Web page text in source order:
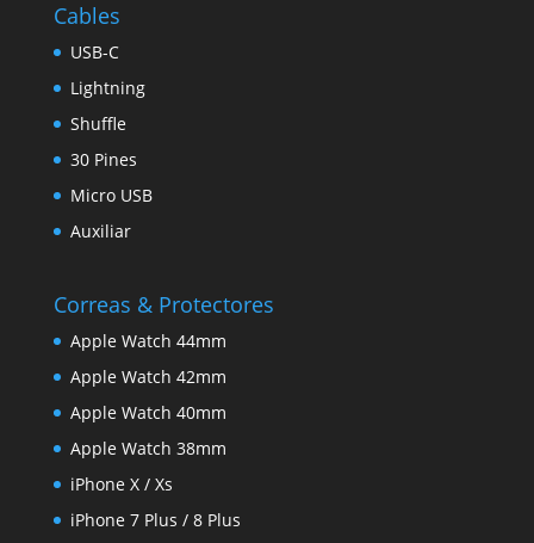
Cables
USB-C
Lightning
Shuffle
30 Pines
Micro USB
Auxiliar
Correas & Protectores
Apple Watch 44mm
Apple Watch 42mm
Apple Watch 40mm
Apple Watch 38mm
iPhone X / Xs
iPhone 7 Plus / 8 Plus